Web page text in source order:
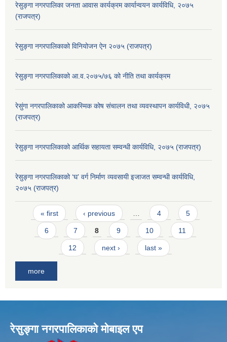
रेसुङ्गा नगरपालिका जनता आवास कार्यक्रम कार्यान्वयन कार्यविधि, २०७५
(राजपत्र)
रेसुङ्गा नगरपालिकाको विनियोजन ऐन २०७५ (राजपत्र)
रेसुङ्गा नगरपालिकाको आ.व.२०७५/७६ को नीति तथा कार्यक्रम
रेसुंगा नगरपालिकाको आकस्मिक कोष संचालन तथा व्यवस्थापन कार्यविधी, २०७५
(राजपत्र)
रेसुङ्गा नगरपालिकाको आर्थिक सहायता सम्वन्धी कार्यविधि, २०७५ (राजपत्र)
रेसुङ्गा नगरपालिकाको ‘घ’ वर्ग निर्माण व्यवसायी इजाजत सम्वन्धी कार्यविधि,
२०७५ (राजपत्र)
Pages
« first ‹ previous 4 5
6 7 8 9 10 11
12 next › last »
more
रेसुङ्गा नगरपालिकाकाे माेबाइल एप